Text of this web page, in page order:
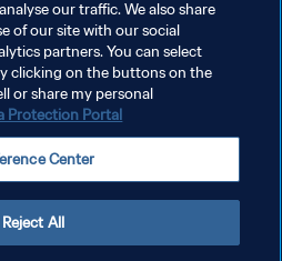
our traffic. We also share
of our site with our social
partners. You can select
clicking on the buttons on the
or share my personal
Protection Portal
Center
Reject All